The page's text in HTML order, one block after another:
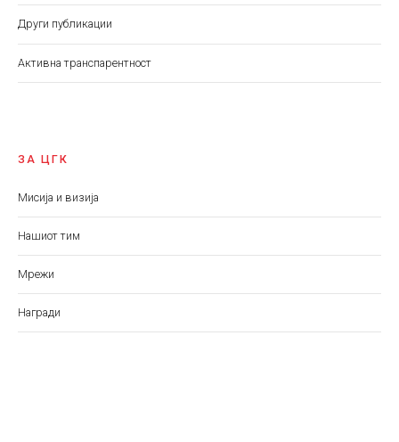
Други публикации
Aктивна транспарентност
ЗА ЦГК
Мисија и визија
Нашиот тим
Мрежи
Награди